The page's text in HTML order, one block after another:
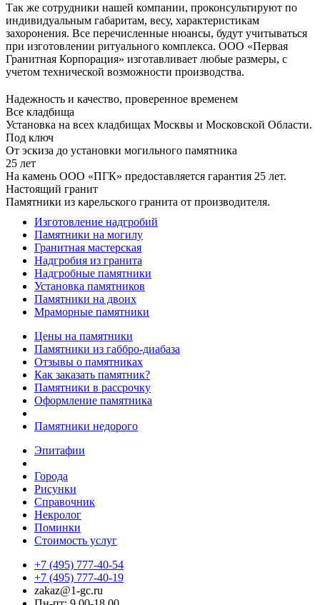
Так же сотрудники нашей компании, проконсультируют по
индивидуальным габаритам, весу, характеристикам
захоронения. Все перечисленные нюансы, будут учитываться
при изготовлении ритуального комплекса. ООО «Первая
Гранитная Корпорация» изготавливает любые размеры, с
учетом технической возможности производства.
Надежность и качество, проверенное временем
Все кладбища
Установка на всех кладбищах Москвы и Московской Области.
Под ключ
От эскиза до установки могильного памятника
25 лет
На камень ООО «ПГК» предоставляется гарантия 25 лет.
Настоящий гранит
Памятники из карельского гранита от производителя.
Изготовление надгробий
Памятники на могилу
Гранитная мастерская
Надгробия из гранита
Надгробные памятники
Установка памятников
Памятники на двоих
Мраморные памятники
Цены на памятники
Памятники из габбро-диабаза
Отзывы о памятниках
Как заказать памятник?
Памятники в рассрочку
Оформление памятника
Памятники недорого
Эпитафии
Города
Рисунки
Справочник
Некролог
Поминки
Стоимость услуг
+7 (495) 777-40-54
+7 (495) 777-40-19
zakaz@1-gc.ru